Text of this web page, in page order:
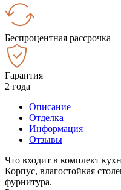
Беспроцентная рассрочка
Гарантия
2 года
Описание
Отделка
Информация
Отзывы
Что входит в комплект
Корпус, влагостойкая
фурнитура.